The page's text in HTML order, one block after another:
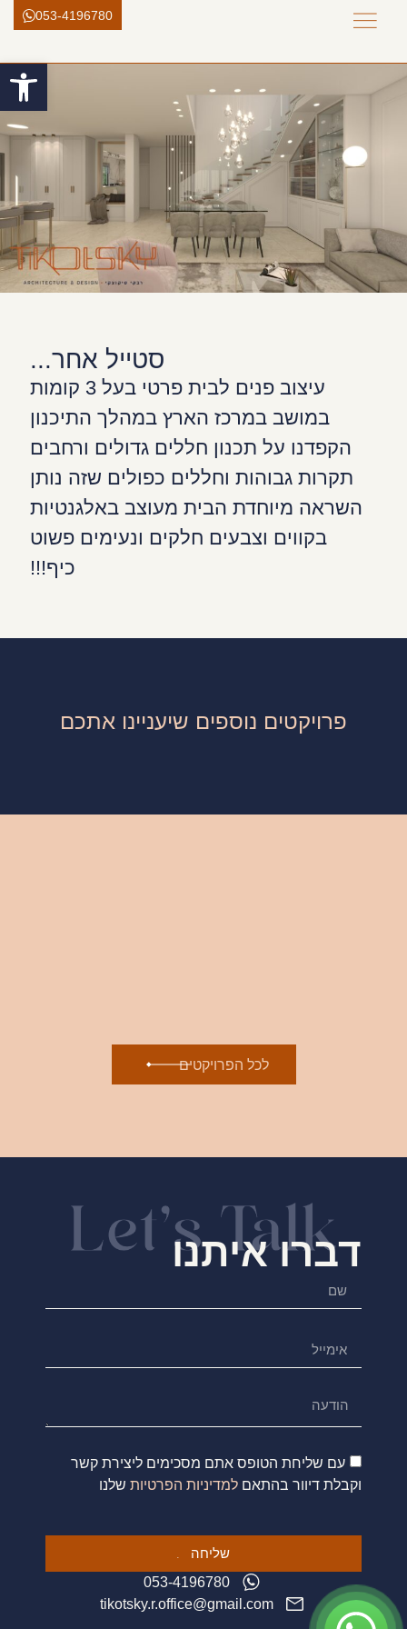
פתח
053-4196780
סטייל אחר...
עיצוב פנים לבית פרטי בעל 3 קומות
במושב במרכז הארץ במהלך התיכנון
הקפדנו על תכנון חללים גדולים ורחבים
תקרות גבוהות וחללים כפולים שזה נותן
השראה מיוחדת הבית מעוצב באלגנטיות
בקווים וצבעים חלקים ונעימים פשוט
כיף!!!
פרויקטים נוספים שיעניינו אתכם
לכל הפרויקטים
דברו איתנו
עם שליחת הטופס אתם מסכימים ליצירת קשר
וקבלת דיוור בהתאם למדיניות הפרטיות שלנו
שליחה
053-4196780
tikotsky.r.office@gmail.com